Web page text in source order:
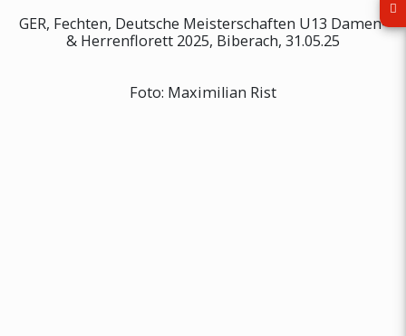
GER, Fechten, Deutsche Meisterschaften U13 Damen-
& Herrenflorett 2025, Biberach, 31.05.25
Foto: Maximilian Rist